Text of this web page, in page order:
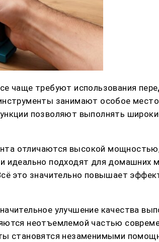
чаще требуют использования
занимают особое
позволяют выполнять
отличаются высокой
идеально подходят для
это значительно повышает
улучшение качества
неотъемлемой частью
становятся незаменимыми